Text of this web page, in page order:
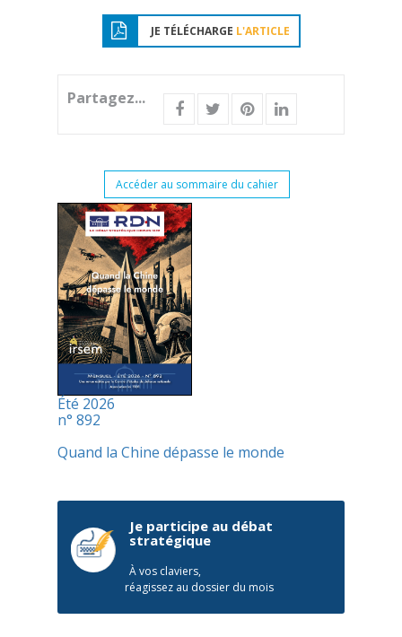
JE TÉLÉCHARGE L'ARTICLE
Partagez...
Accéder au sommaire du cahier
Été 2026
n° 892
Quand la Chine dépasse le monde
Je participe au débat
stratégique
À vos claviers,
réagissez au dossier du mois